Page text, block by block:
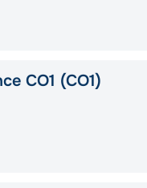
CO1 (CO1)